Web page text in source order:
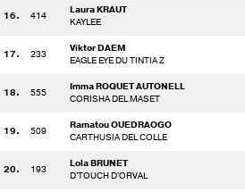
16. 414
Laura KRAUT
KAYLEE
17. 233
Viktor DAEM
EAGLE EYE DU TINTIA Z
18. 555
Imma ROQUET AUTONELL
CORISHA DEL MASET
19. 509
Ramatou OUEDRAOGO
CARTHUSIA DEL COLLE
20. 193
Lola BRUNET
D'TOUCH D'ORVAL